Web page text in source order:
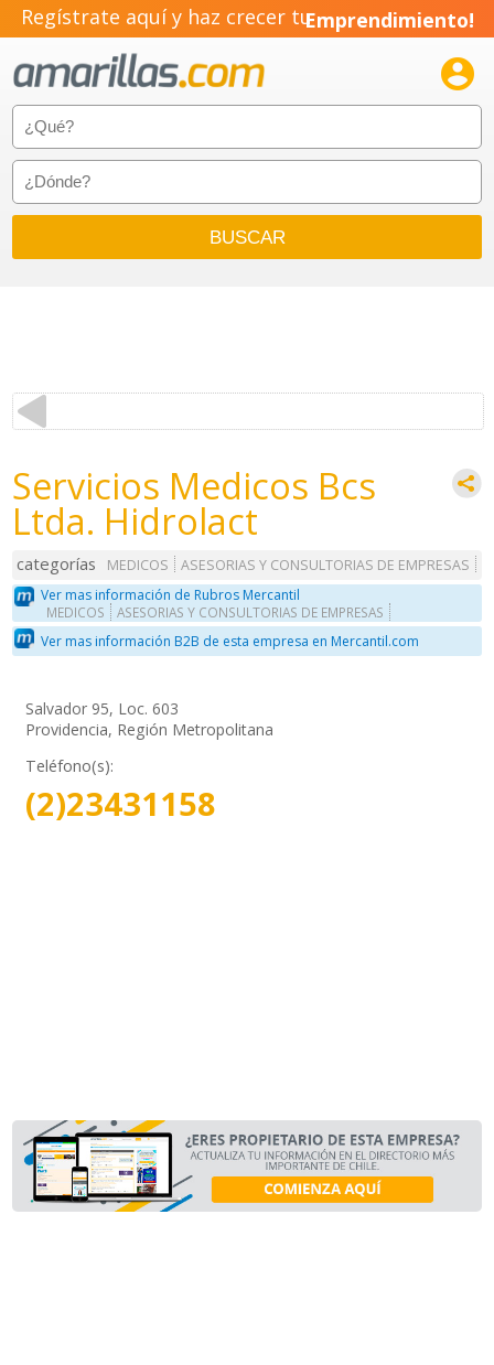
Regístrate aquí y haz crecer tuEmprendimiento!

Servicios Medicos Bcs
Ltda. Hidrolact
categorías MEDICOS
ASESORIAS Y CONSULTORIAS DE EMPRESAS
Ver mas información de Rubros Mercantil
MEDICOS ASESORIAS Y CONSULTORIAS DE EMPRESAS
Ver mas información B2B de esta empresa en Mercantil.com
Salvador 95, Loc. 603
Providencia, Región Metropolitana
Teléfono(s):
(2)23431158